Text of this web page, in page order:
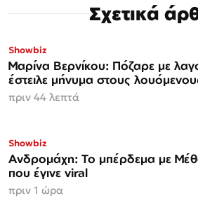
Σχετικά
Showbiz
Μαρίνα Βερνίκου: Πόζαρε με
έστειλε μήνυμα στους
πριν 44 λεπτά
Showbiz
Ανδρομάχη: Το μπέρδεμα με
που έγινε viral
πριν 1 ώρα